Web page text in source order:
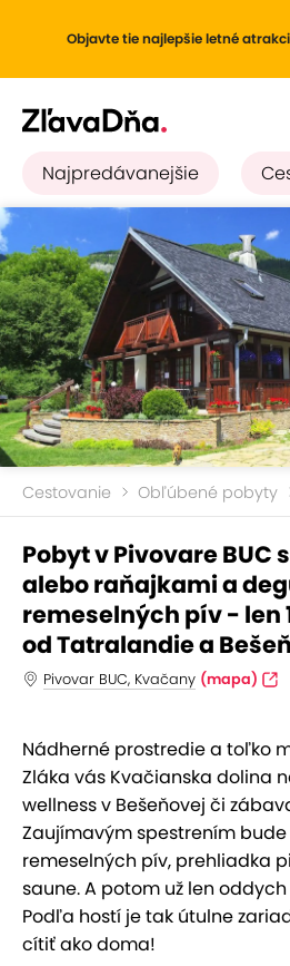
Objavte tie najlepšie letné
Najpredávanejšie
Cestovanie Obľúbené pobyty
Pobyt v Pivovare BUC
alebo raňajkami a
remeselných pív - len
od Tatralandie a
Pivovar BUC, Kvačany (mapa)
Nádherné prostredie a toľko
Zláka vás Kvačianska dolina
wellness v Bešeňovej či
Zaujímavým spestrením
remeselných pív, prehliadka
saune. A potom už len
Podľa hostí je tak útulne
cítiť ako doma!